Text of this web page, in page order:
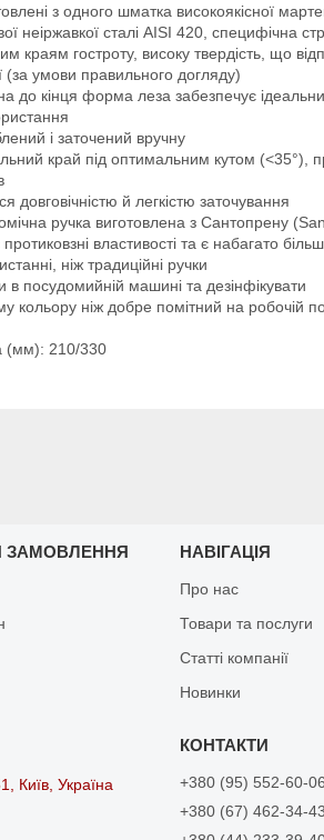
з одного шматка високоякісної
неіржавкої сталі AISI 420, специфічна
краям гостроту, високу твердість, що
(за умови правильного догляду)
до кінця форма леза забезпечує
і заточений вручну
край під оптимальним кутом (<35°),
довговічністю й легкістю заточування
ручка виготовлена з Сантопрену
властивості та є набагато більш
ніж традиційні ручки
посудомийній машині та дезінфікувати
кольору ніж добре помітний на робочій
(мм): 210/330
ЗАМОВЛЕННЯ НАВІГАЦІЯ
Про нас
Товари та послуги
Статті компанії
Новинки
Київ, Україна
+380 (95) 552-60-06
+380 (67) 462-34-43